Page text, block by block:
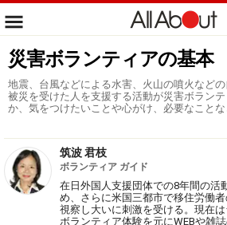
災害ボランティアの基本
地震、台風などによる水害、火山の噴火など
被災を受けた人を支援する活動が災害ボラン
か、気をつけたいことや心がけ、必要なことな
筑波 君枝
ボランティア ガイド
在日外国人支援団体での8年間の活
め、さらに米国三都市で移住労働
視察し大いに刺激を受ける。現在
ボランティア体験を元にWEBや雑